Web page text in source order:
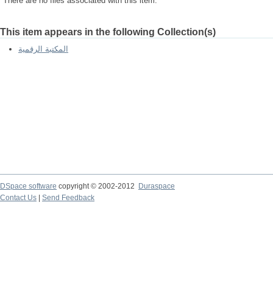
This item appears in the following Collection(s)
المكتبة الرقمية
DSpace software copyright © 2002-2012
Duraspace
Contact Us
Send Feedback